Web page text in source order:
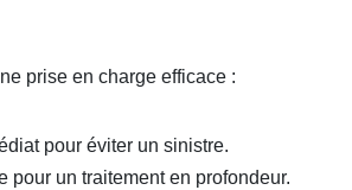
prise en charge efficace :
pour éviter un sinistre.
pour un traitement en profondeur.